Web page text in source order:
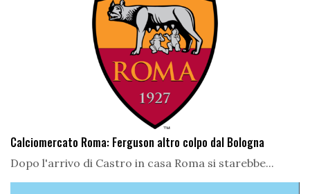
Calciomercato Roma: Ferguson altro colpo dal Bologna
Dopo l'arrivo di Castro in casa Roma si starebbe...